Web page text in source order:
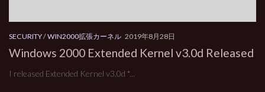
SECURITY/WIN2000拡張カーネル 2019年8月28日
Windows 2000 Extended Kernel v3.0d Released
I released Extended Kernel v3.0d *...